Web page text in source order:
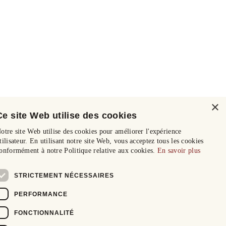
×
site Web utilise des cookies
site Web utilise des cookies pour améliorer l'expérience
En utilisant notre site Web, vous acceptez tous les cookies
à notre Politique relative aux cookies. En savoir plus
STRICTEMENT NÉCESSAIRES
PERFORMANCE
FONCTIONNALITÉ